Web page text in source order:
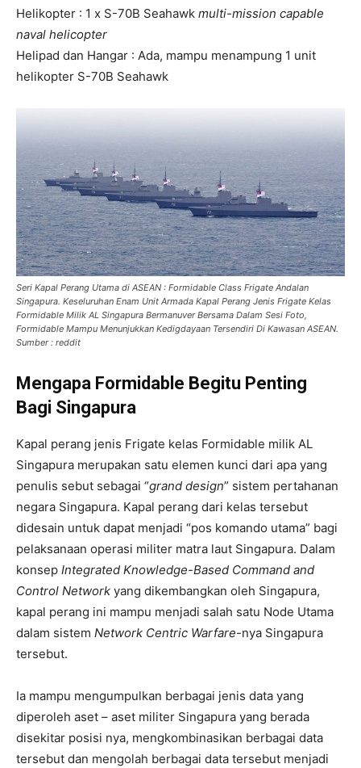
Helikopter : 1 x S-70B Seahawk multi-mission capable
naval helicopter
Helipad dan Hangar : Ada, mampu menampung 1 unit
helikopter S-70B Seahawk
Seri Kapal Perang Utama di ASEAN : Formidable Class Frigate Andalan
Singapura. Keseluruhan Enam Unit Armada Kapal Perang Jenis Frigate Kelas
Formidable Milik AL Singapura Bermanuver Bersama Dalam Sesi Foto,
Formidable Mampu Menunjukkan Kedigdayaan Tersendiri Di Kawasan ASEAN.
Sumber : reddit
Mengapa Formidable Begitu Penting
Bagi Singapura
Kapal perang jenis Frigate kelas Formidable milik AL
Singapura merupakan satu elemen kunci dari apa yang
penulis sebut sebagai “grand design” sistem pertahanan
negara Singapura. Kapal perang dari kelas tersebut
didesain untuk dapat menjadi “pos komando utama” bagi
pelaksanaan operasi militer matra laut Singapura. Dalam
konsep Integrated Knowledge-Based Command and
Control Network yang dikembangkan oleh Singapura,
kapal perang ini mampu menjadi salah satu Node Utama
dalam sistem Network Centric Warfare-nya Singapura
tersebut.
Ia mampu mengumpulkan berbagai jenis data yang
diperoleh aset – aset militer Singapura yang berada
disekitar posisi nya, mengkombinasikan berbagai data
tersebut dan mengolah berbagai data tersebut menjadi